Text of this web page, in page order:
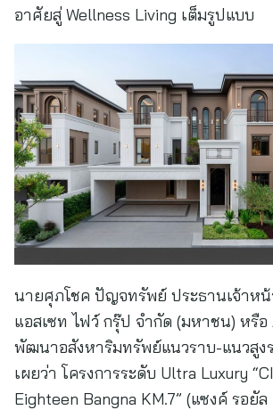
อาศัยสู่ Wellness Living เต็มรูปแบบ
นายศุภโชค ปัญจทรัพย์ ประธานเจ้าห
แอสเซท ไฟว์ กรุ๊ป จำกัด (มหาชน) หรื
พัฒนาอสังหาริมทรัพย์แนวราบ-แนวสูง
เผยว่า โครงการระดับ Ultra Luxury
Eighteen Bangna KM.7” (แซงค์ รอยั